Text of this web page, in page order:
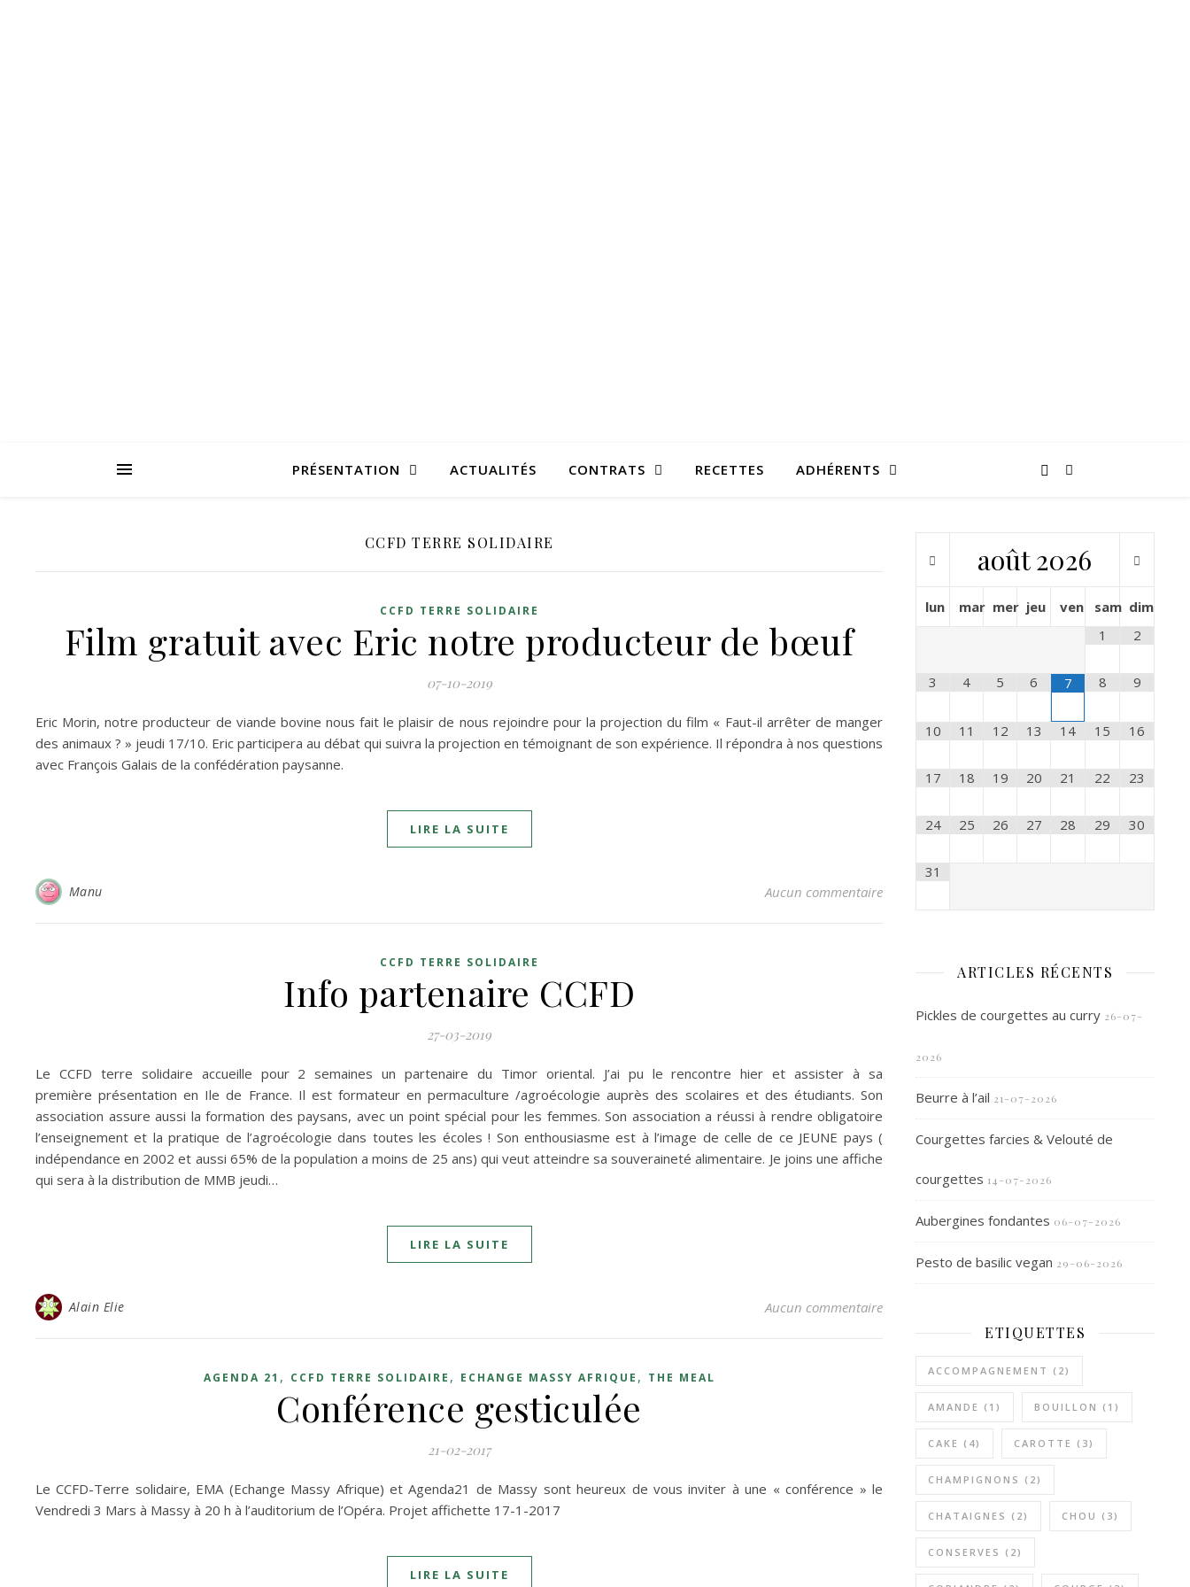
PRÉSENTATION ACTUALITÉS CONTRATS RECETTES ADHÉRENTS
CCFD TERRE SOLIDAIRE
CCFD TERRE SOLIDAIRE
Film gratuit avec Eric notre producteur de bœuf
07-10-2019
Eric Morin, notre producteur de viande bovine nous fait le plaisir de nous rejoindre pour la projection du film « Faut-il arrêter de manger
des animaux ? » jeudi 17/10. Eric participera au débat qui suivra la projection en témoignant de son expérience. Il répondra à nos questions
avec François Galais de la confédération paysanne.
LIRE LA SUITE
Manu Aucun commentaire
CCFD TERRE SOLIDAIRE
Info partenaire CCFD
27-03-2019
Le CCFD terre solidaire accueille pour 2 semaines un partenaire du Timor oriental. J’ai pu le rencontre hier et assister à sa
première présentation en Ile de France. Il est formateur en permaculture /agroécologie auprès des scolaires et des étudiants. Son
association assure aussi la formation des paysans, avec un point spécial pour les femmes. Son association a réussi à rendre obligatoire
l’enseignement et la pratique de l’agroécologie dans toutes les écoles ! Son enthousiasme est à l’image de celle de ce JEUNE pays (
indépendance en 2002 et aussi 65% de la population a moins de 25 ans) qui veut atteindre sa souveraineté alimentaire. Je joins une affiche
qui sera à la distribution de MMB jeudi…
LIRE LA SUITE
Alain Elie Aucun commentaire
AGENDA 21 , CCFD TERRE SOLIDAIRE , ECHANGE MASSY AFRIQUE , THE MEAL
Conférence gesticulée
21-02-2017
Le CCFD-Terre solidaire, EMA (Echange Massy Afrique) et Agenda21 de Massy sont heureux de vous inviter à une « conférence » le
Vendredi 3 Mars à Massy à 20 h à l’auditorium de l’Opéra. Projet affichette 17-1-2017
LIRE LA SUITE
août 2026
lun mar mer jeu ven sam dim
1
2
3 4 5 6 7 8 9
10 11 12 13 14 15 16
17 18 19 20 21 22 23
24 25 26 27 28 29 30
31
ARTICLES RÉCENTS
Pickles de courgettes au curry 26-07-
2026
Beurre à l’ail 21-07-2026
Courgettes farcies & Velouté de
courgettes 14-07-2026
Aubergines fondantes 06-07-2026
Pesto de basilic vegan 29-06-2026
ETIQUETTES
ACCOMPAGNEMENT (2)
AMANDE (1) BOUILLON (1)
CAKE (4) CAROTTE (3)
CHAMPIGNONS (2)
CHATAIGNES (2) CHOU (3)
CONSERVES (2)